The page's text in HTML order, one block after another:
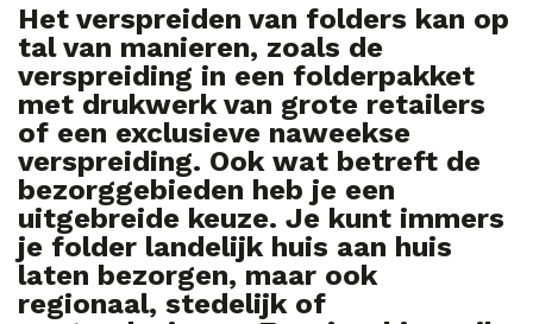
Het verspreiden van folders kan op
tal van manieren, zoals de
verspreiding in een folderpakket
met drukwerk van grote retailers
of een exclusieve naweekse
verspreiding. Ook wat betreft de
bezorggebieden heb je een
uitgebreide keuze. Je kunt immers
je folder landelijk huis aan huis
laten bezorgen, maar ook
regionaal, stedelijk of